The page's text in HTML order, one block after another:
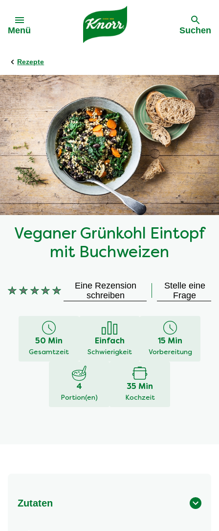
Menü Suchen
Rezepte
Veganer Grünkohl Eintopf
mit Buchweizen
Keine
abgegeben
Eine Rezension
schreiben
Stelle eine
Frage
50 Min
Gesamtzeit
Einfach
Schwierigkeit
15 Min
Vorbereitung
4
Portion(en)
35 Min
Kochzeit
Zutaten